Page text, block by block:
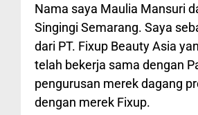
Nama saya Maulia Mansuri
Singingi Semarang. Saya
dari PT. Fixup Beauty Asia
telah bekerja sama dengan
pengurusan merek dagang
dengan merek Fixup.